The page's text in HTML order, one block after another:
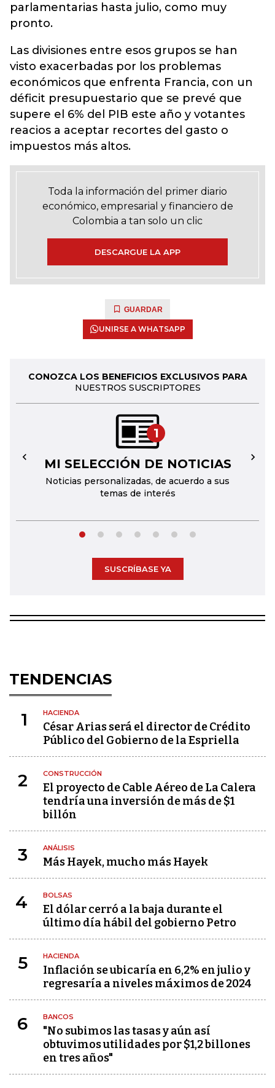
parlamentarias hasta julio, como muy
pronto.
Las divisiones entre esos grupos se han
visto exacerbadas por los problemas
económicos que enfrenta Francia, con un
déficit presupuestario que se prevé que
supere el 6% del PIB este año y votantes
reacios a aceptar recortes del gasto o
impuestos más altos.
Toda la información del primer diario
económico, empresarial y financiero de
Colombia a tan solo un clic
DESCARGUE LA APP
GUARDAR
UNIRSE A WHATSAPP
CONOZCA LOS BENEFICIOS EXCLUSIVOS PARA
NUESTROS SUSCRIPTORES
1
MI SELECCIÓN DE NOTICIAS
Noticias personalizadas, de acuerdo a sus
temas de interés
← →
SUSCRÍBASE YA
TENDENCIAS
1 HACIENDA
César Arias será el director de Crédito
Público del Gobierno de la Espriella
2 CONSTRUCCIÓN
El proyecto de Cable Aéreo de La Calera
tendría una inversión de más de $1
billón
3 ANÁLISIS
Más Hayek, mucho más Hayek
4 BOLSAS
El dólar cerró a la baja durante el
último día hábil del gobierno Petro
5 HACIENDA
Inflación se ubicaría en 6,2% en julio y
regresaría a niveles máximos de 2024
6 BANCOS
"No subimos las tasas y aún así
obtuvimos utilidades por $1,2 billones
en tres años"